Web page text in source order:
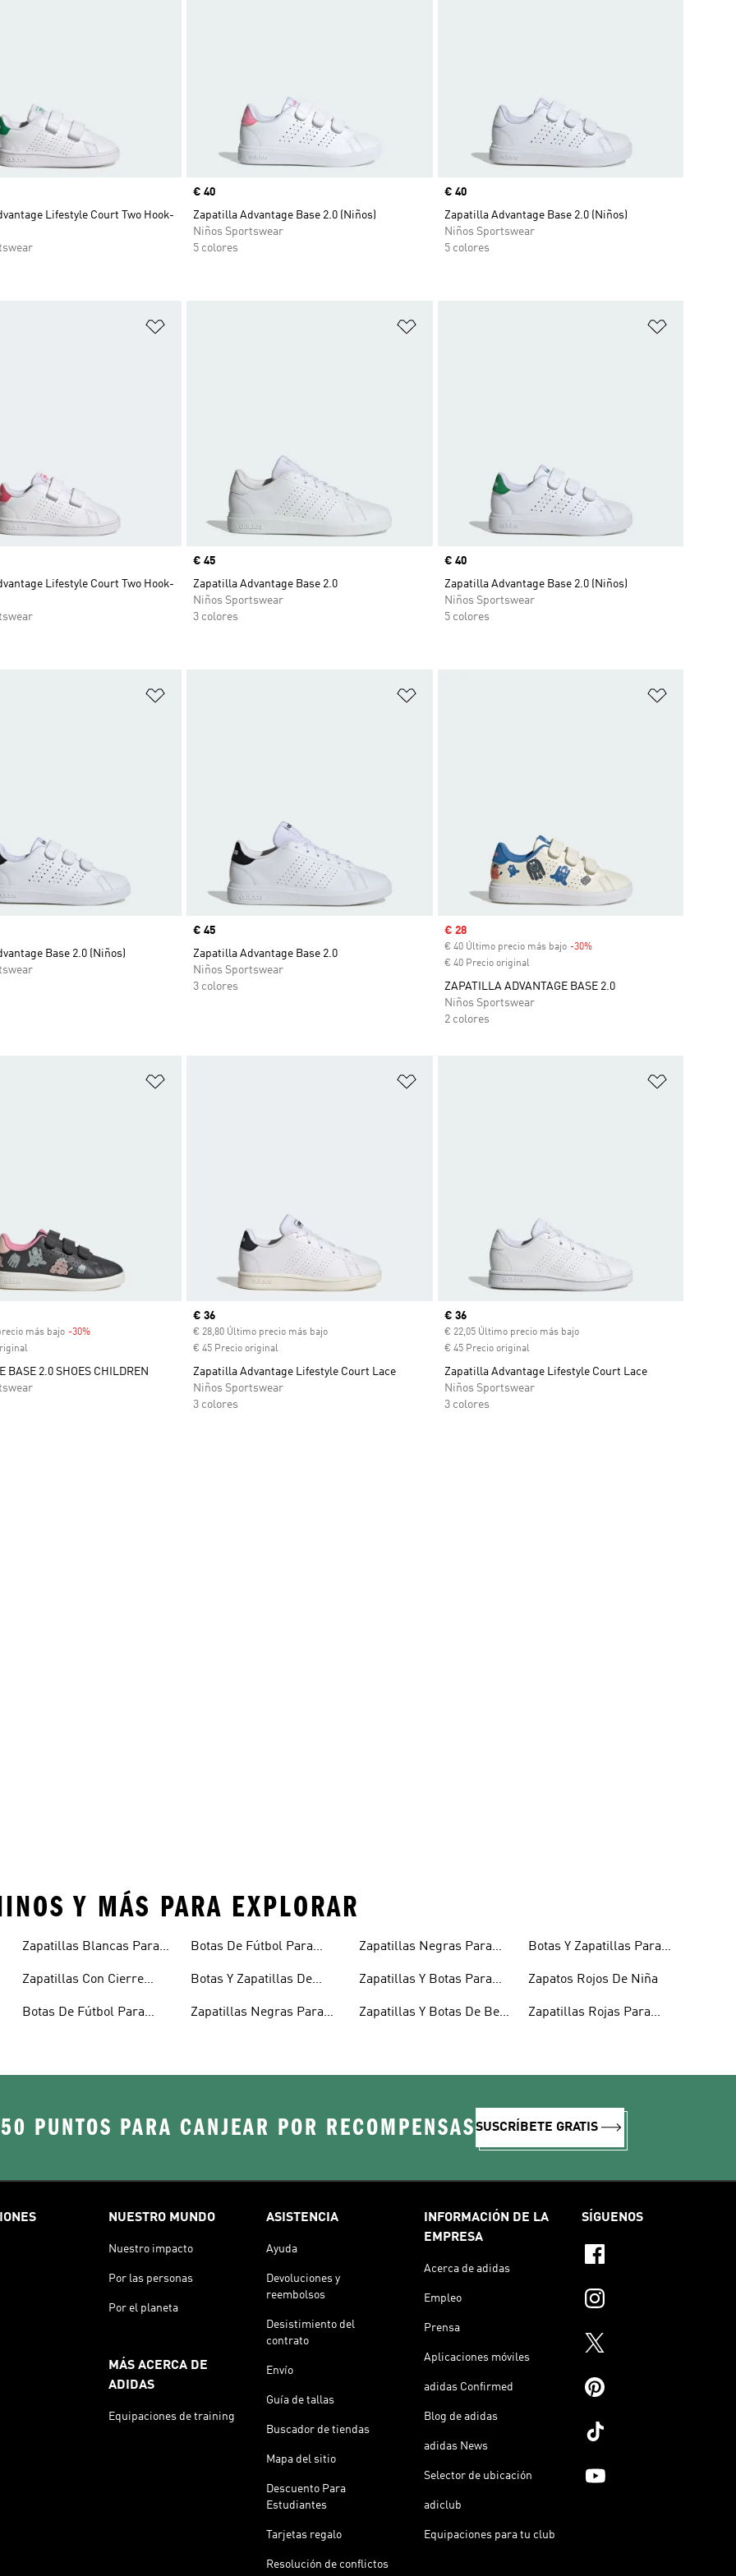
Lifestyle Court Two Hook-
Precio
€ 40
Zapatilla Advantage Base 2.0 (Niños)
Niños Sportswear
5 colores
Precio
€ 40
Zapatilla Advantage Base 2.0 (Niños)
Niños Sportswear
5 colores
Lifestyle Court Two Hook-
Precio
€ 45
Zapatilla Advantage Base 2.0
Niños Sportswear
3 colores
Precio
€ 40
Zapatilla Advantage Base 2.0 (Niños)
Niños Sportswear
5 colores
Base 2.0 (Niños)
Precio
€ 45
Zapatilla Advantage Base 2.0
Niños Sportswear
3 colores
Precio de venta
€ 28
€ 40 Último precio más bajo -30%Descuento
€ 40 Precio original
ZAPATILLA ADVANTAGE BASE 2.0
Niños Sportswear
2 colores
más bajo -30%Descuento
BASE 2.0 SHOES CHILDREN
Precio actual
€ 36
€ 28,80 Último precio más bajo
€ 45 Precio original
Zapatilla Advantage Lifestyle Court Lace
Niños Sportswear
3 colores
Precio actual
€ 36
€ 22,05 Último precio más bajo
€ 45 Precio original
Zapatilla Advantage Lifestyle Court Lace
Niños Sportswear
3 colores
Y MÁS PARA EXPLORAR
Zapatillas Blancas Para
Zapatillas Con Cierre
Botas De Fútbol Para
Botas De Fútbol Para
Botas Y Zapatillas De
Zapatillas Negras Para
Zapatillas Negras Para
Zapatillas Y Botas Para
Zapatillas Y Botas De Bebé
Botas Y Zapatillas Para
Zapatos Rojos De Niña
Zapatillas Rojas Para
PUNTOS PARA CANJEAR POR RECOMPENSASSUSCRÍBETE GRATIS
NUESTRO MUNDO
Nuestro impacto
Por las personas
Por el planeta
MÁS ACERCA DE
ADIDAS
Equipaciones de training
ASISTENCIA
Ayuda
Devoluciones y
reembolsos
Desistimiento del
contrato
Envío
Guía de tallas
Buscador de tiendas
Mapa del sitio
Descuento Para
Estudiantes
Tarjetas regalo
Resolución de conflictos
INFORMACIÓN DE LA
EMPRESA
Acerca de adidas
Empleo
Prensa
Aplicaciones móviles
adidas Confirmed
Blog de adidas
adidas News
Selector de ubicación
adiclub
Equipaciones para tu club
SÍGUENOS